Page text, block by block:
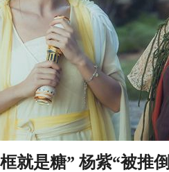
是糖” 杨紫“被推